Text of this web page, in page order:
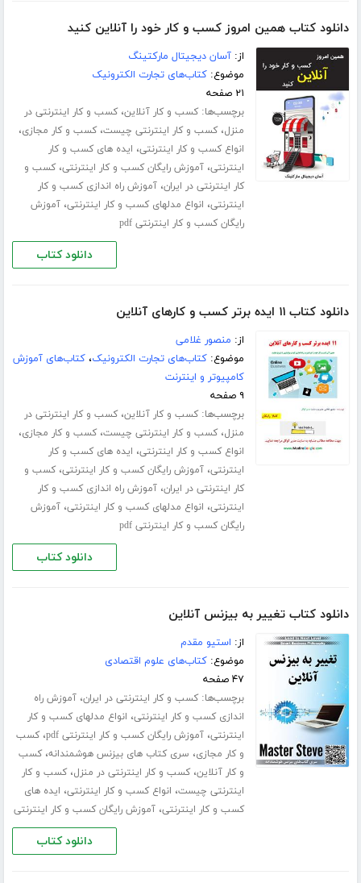
دانلود کتاب همین امروز کسب و کار خود را آنلاین کنید
از:آسان دیجیتال مارکتینگ
موضوع:کتاب‌های تجارت الکترونیک
۲۱ صفحه
برچسب‌ها:کسب و کار آنلاین،کسب و کار اینترنتی در
منزل،کسب و کار اینترنتی چیست،کسب و کار مجازی،
انواع کسب و کار اینترنتی، ایده های کسب و کار
اینترنتی،آموزش رایگان کسب و کار اینترنتی،کسب و
کار اینترنتی در ایران،آموزش راه اندازی کسب و کار
اینترنتی، انواع مدلهای کسب و کار اینترنتی،آموزش
رایگان کسب و کار اینترنتی pdf
دانلود کتاب
دانلود کتاب ۱۱ ایده برتر کسب و کارهای آنلاین
از: منصور غلامی
موضوع:کتاب‌های تجارت الکترونیک،کتاب‌های آموزش
کامپیوتر و اینترنت
۹ صفحه
برچسب‌ها:کسب و کار آنلاین،کسب و کار اینترنتی در
منزل،کسب و کار اینترنتی چیست،کسب و کار مجازی،
انواع کسب و کار اینترنتی، ایده های کسب و کار
اینترنتی،آموزش رایگان کسب و کار اینترنتی،کسب و
کار اینترنتی در ایران،آموزش راه اندازی کسب و کار
اینترنتی، انواع مدلهای کسب و کار اینترنتی،آموزش
رایگان کسب و کار اینترنتی pdf
دانلود کتاب
دانلود کتاب تغییر به بیزنس آنلاین
از: استیو مقدم
موضوع:کتاب‌های علوم اقتصادی
۴۷ صفحه
برچسب‌ها:کسب و کار اینترنتی در ایران،آموزش راه
اندازی کسب و کار اینترنتی، انواع مدلهای کسب و کار
اینترنتی،آموزش رایگان کسب و کار اینترنتی pdf ،کسب
و کار مجازی، سری کتاب های بیزنس هوشمندانه،کسب
و کار آنلاین،کسب و کار اینترنتی در منزل،کسب و کار
اینترنتی چیست، انواع کسب و کار اینترنتی، ایده های
کسب و کار اینترنتی،آموزش رایگان کسب و کار اینترنتی
دانلود کتاب